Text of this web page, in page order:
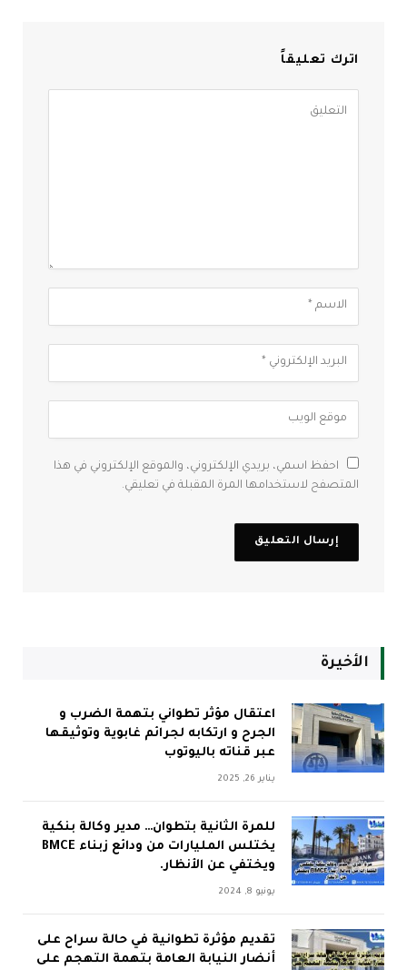
اترك تعليقاً
احفظ اسمي، بريدي الإلكتروني، والموقع الإلكتروني في هذا
المتصفح لاستخدامها المرة المقبلة في تعليقي.
الأخيرة
اعتقال مؤثر تطواني بتهمة الضرب و
الجرح و ارتكابه لجرائم غابوية وتوثيقها
عبر قناته باليوتوب
يناير 26, 2025
للمرة الثانية بتطوان… مدير وكالة بنكية
يختلس المليارات من ودائع زبناء BMCE
ويختفي عن الأنظار.
يونيو 8, 2024
تقديم مؤثرة تطوانية في حالة سراح على
أنضار النيابة العامة بتهمة التهجم على